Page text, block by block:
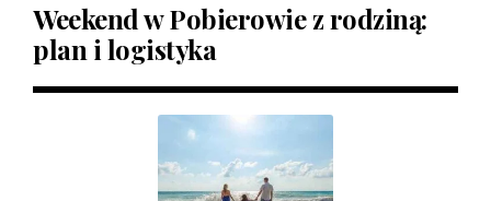
Weekend w Pobierowie z rodziną:
plan i logistyka